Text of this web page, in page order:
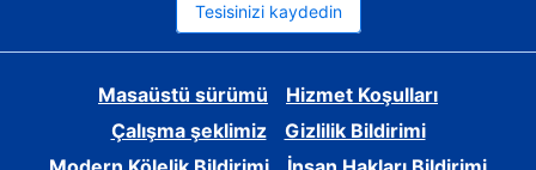
Tesisinizi kaydedin
Masaüstü sürümü
Hizmet Koşulları
Çalışma şeklimiz
Gizlilik Bildirimi